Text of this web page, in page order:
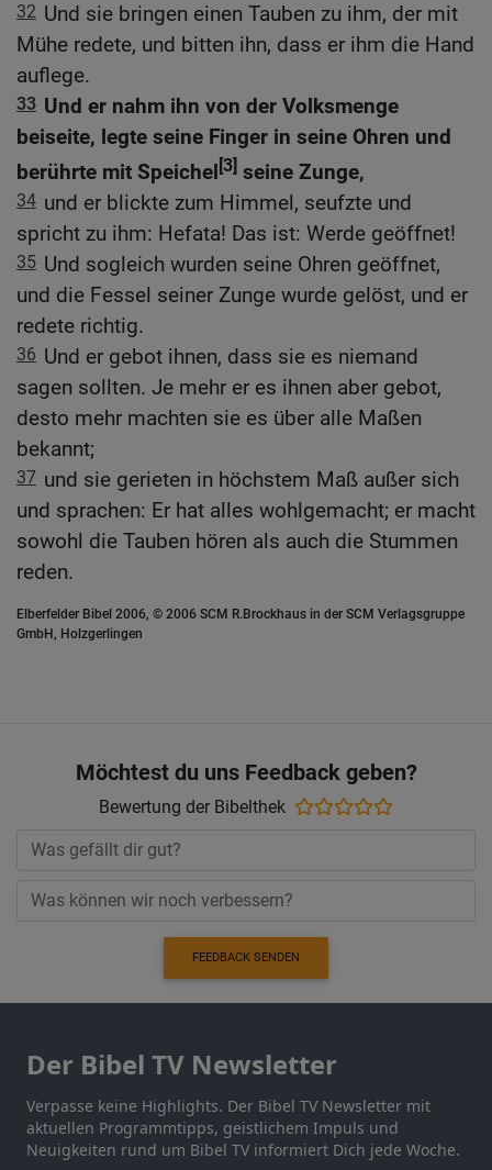
32 Und sie bringen einen Tauben zu ihm, der mit
Mühe redete, und bitten ihn, dass er ihm die Hand
auflege.
33 Und er nahm ihn von der Volksmenge
beiseite, legte seine Finger in seine Ohren und
berührte mit Speichel [3] seine Zunge,
34 und er blickte zum Himmel, seufzte und
spricht zu ihm: Hefata! Das ist: Werde geöffnet!
35 Und sogleich wurden seine Ohren geöffnet,
und die Fessel seiner Zunge wurde gelöst, und er
redete richtig.
36 Und er gebot ihnen, dass sie es niemand
sagen sollten. Je mehr er es ihnen aber gebot,
desto mehr machten sie es über alle Maßen
bekannt;
37 und sie gerieten in höchstem Maß außer sich
und sprachen: Er hat alles wohlgemacht; er macht
sowohl die Tauben hören als auch die Stummen
reden.
Elberfelder Bibel 2006, © 2006 SCM R.Brockhaus in der SCM Verlagsgruppe
GmbH, Holzgerlingen
Möchtest du uns Feedback geben?
Bewertung der Bibelthek
FEEDBACK SENDEN
Der Bibel TV Newsletter
Verpasse keine Highlights. Der Bibel TV Newsletter mit
aktuellen Programmtipps, geistlichem Impuls und
Neuigkeiten rund um Bibel TV informiert Dich jede Woche.